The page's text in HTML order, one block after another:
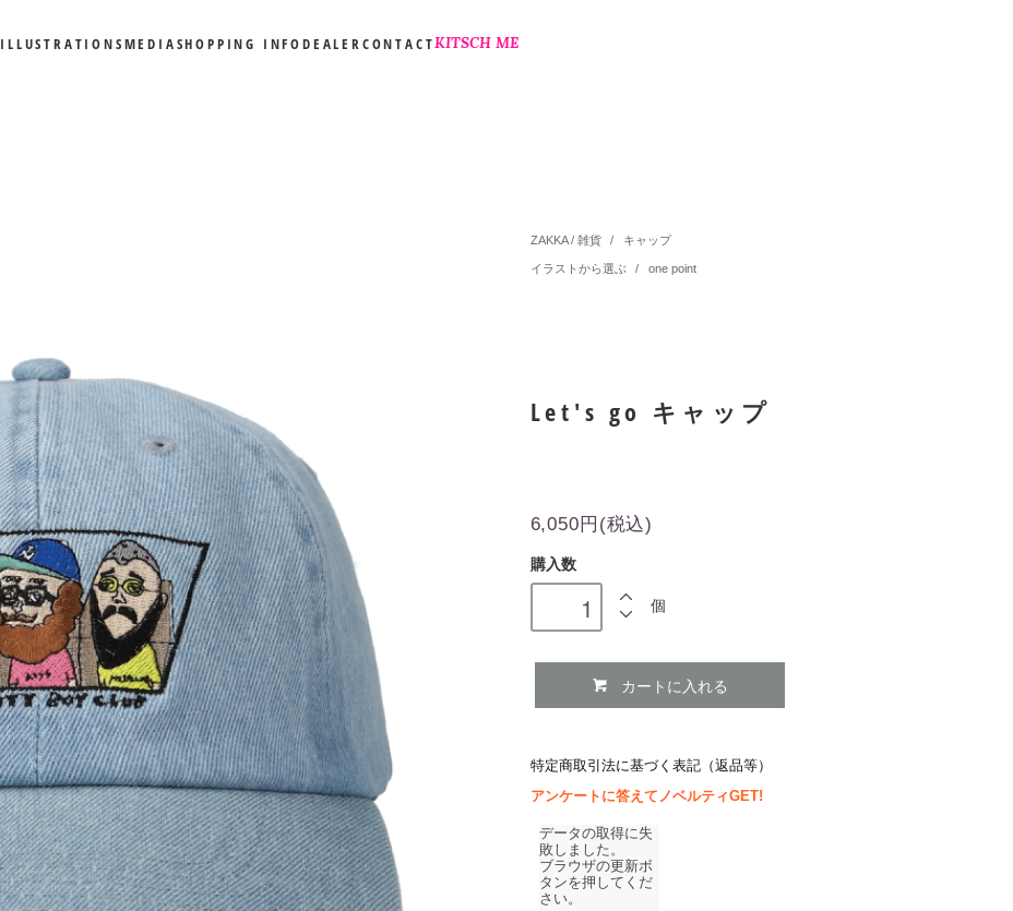
ILLUSTRATIONSMEDIASHOPPING INFODEALERCONTACTKITSCH ME
ZAKKA / 雑貨 / キャップ
イラストから選ぶ / one point
Let's go キャップ
6,050円(税込)
購入数
個
カートに入れる
特定商取引法に基づく表記（返品等）
アンケートに答えてノベルティGET!